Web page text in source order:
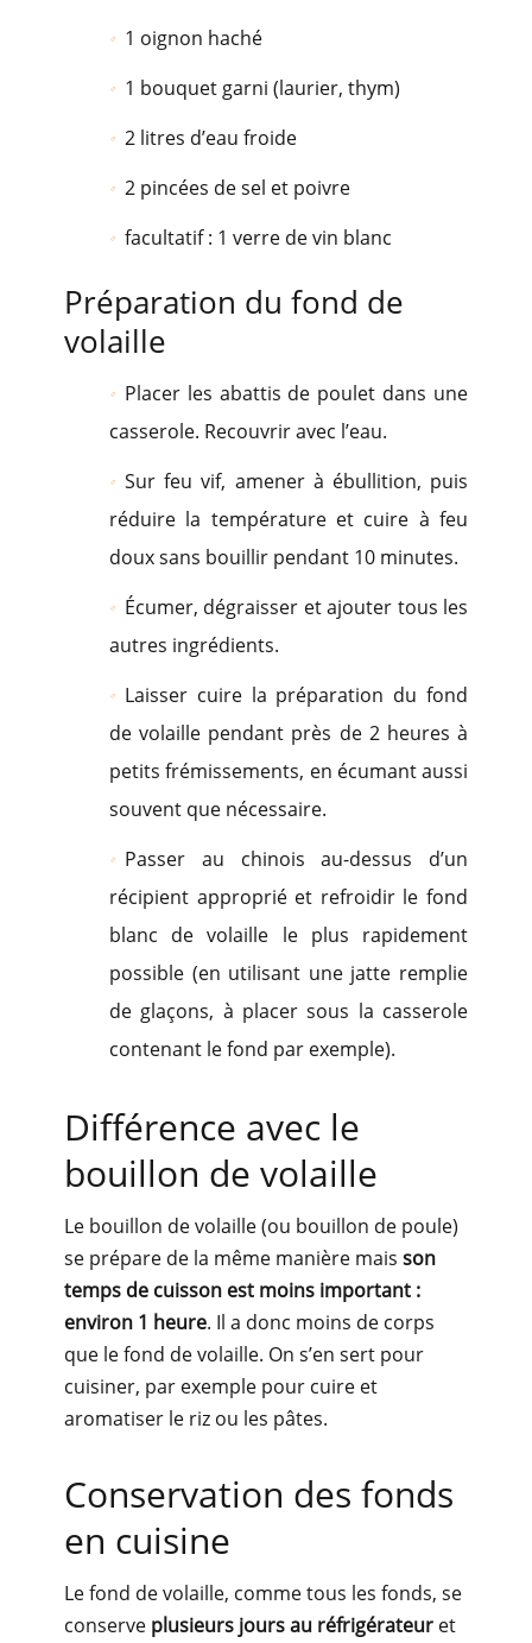
1 oignon haché
1 bouquet garni (laurier, thym)
2 litres d’eau froide
2 pincées de sel et poivre
facultatif : 1 verre de vin blanc
Préparation du fond de
volaille
Placer les abattis de poulet dans une
casserole. Recouvrir avec l’eau.
Sur feu vif, amener à ébullition, puis
réduire la température et cuire à feu
doux sans bouillir pendant 10 minutes.
Écumer, dégraisser et ajouter tous les
autres ingrédients.
Laisser cuire la préparation du fond
de volaille pendant près de 2 heures à
petits frémissements, en écumant aussi
souvent que nécessaire.
Passer au chinois au-dessus d’un
récipient approprié et refroidir le fond
blanc de volaille le plus rapidement
possible (en utilisant une jatte remplie
de glaçons, à placer sous la casserole
contenant le fond par exemple).
Différence avec le
bouillon de volaille
Le bouillon de volaille (ou bouillon de poule)
se prépare de la même manière mais son
temps de cuisson est moins important :
environ 1 heure. Il a donc moins de corps
que le fond de volaille. On s’en sert pour
cuisiner, par exemple pour cuire et
aromatiser le riz ou les pâtes.
Conservation des fonds
en cuisine
Le fond de volaille, comme tous les fonds, se
conserve plusieurs jours au réfrigérateur et